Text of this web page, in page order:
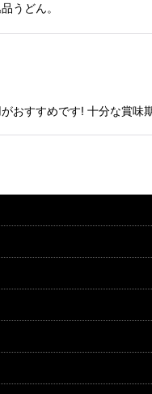
込む
うどん。
すすめです! 十分な賞味